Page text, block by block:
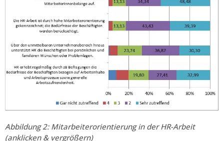
Abbildung 2: Mitarbeiterorientierung in der HR-Arbeit
(anklicken & vergrößern)